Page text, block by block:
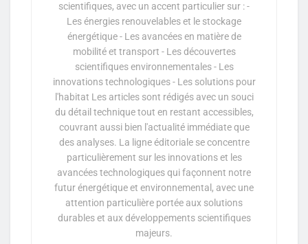
scientifiques, avec un accent particulier sur : -
Les énergies renouvelables et le stockage
énergétique - Les avancées en matière de
mobilité et transport - Les découvertes
scientifiques environnementales - Les
innovations technologiques - Les solutions pour
l'habitat Les articles sont rédigés avec un souci
du détail technique tout en restant accessibles,
couvrant aussi bien l'actualité immédiate que
des analyses. La ligne éditoriale se concentre
particulièrement sur les innovations et les
avancées technologiques qui façonnent notre
futur énergétique et environnemental, avec une
attention particulière portée aux solutions
durables et aux développements scientifiques
majeurs.